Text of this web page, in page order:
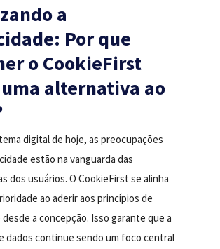
a
Por que
o CookieFirst
alternativa ao
digital de hoje, as preocupações
estão na vanguarda das
dos usuários. O CookieFirst se alinha
ao aderir aos princípios de
a concepção. Isso garante que a
dados continue sendo um foco central